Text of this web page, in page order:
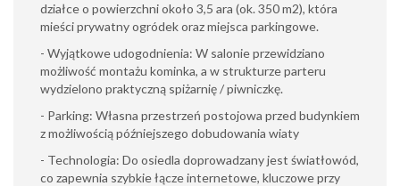
działce o powierzchni około 3,5 ara (ok. 350 m2), która
mieści prywatny ogródek oraz miejsca parkingowe.
- Wyjątkowe udogodnienia: W salonie przewidziano
możliwość montażu kominka, a w strukturze parteru
wydzielono praktyczną spiżarnię / piwniczkę.
- Parking: Własna przestrzeń postojowa przed budynkiem
z możliwością późniejszego dobudowania wiaty
- Technologia: Do osiedla doprowadzany jest światłowód,
co zapewnia szybkie łącze internetowe, kluczowe przy